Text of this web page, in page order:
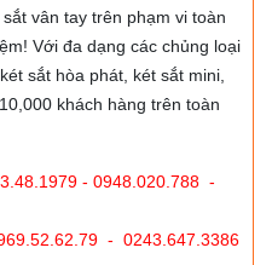
vân tay trên phạm vi toàn
Với đa dạng các chủng loại
sắt hòa phát, két sắt mini,
khách hàng trên toàn
- 0948.020.788 -
- 0243.647.3386